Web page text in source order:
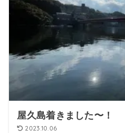
屋久島着きました〜！
2023.10.06